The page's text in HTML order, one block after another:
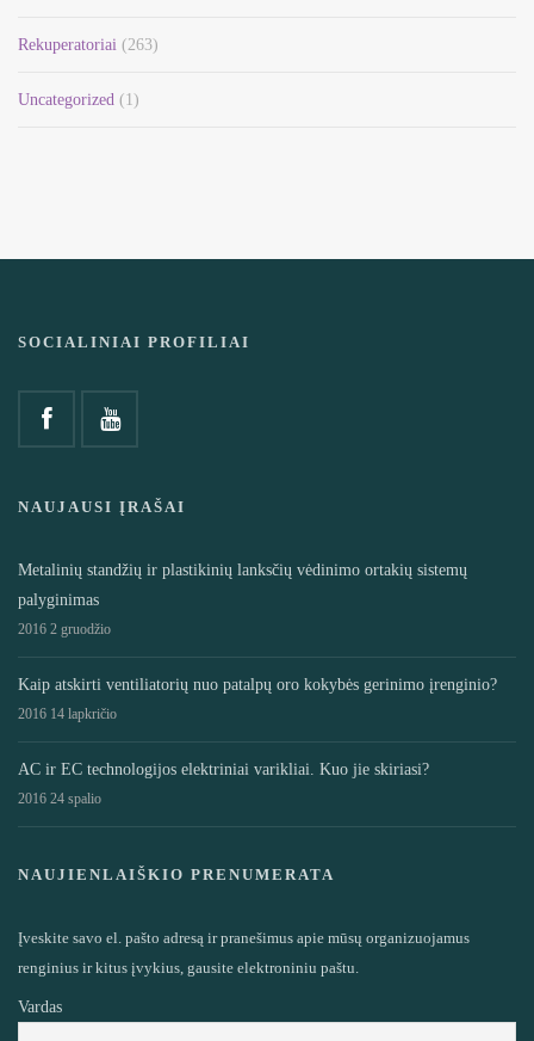
Rekuperatoriai (263)
Uncategorized (1)
SOCIALINIAI PROFILIAI
NAUJAUSI ĮRAŠAI
Metalinių standžių ir plastikinių lanksčių vėdinimo ortakių sistemų
palyginimas
2016 2 gruodžio
Kaip atskirti ventiliatorių nuo patalpų oro kokybės gerinimo įrenginio?
2016 14 lapkričio
AC ir EC technologijos elektriniai varikliai. Kuo jie skiriasi?
2016 24 spalio
NAUJIENLAIŠKIO PRENUMERATA
Įveskite savo el. pašto adresą ir pranešimus apie mūsų organizuojamus
renginius ir kitus įvykius, gausite elektroniniu paštu.
Vardas